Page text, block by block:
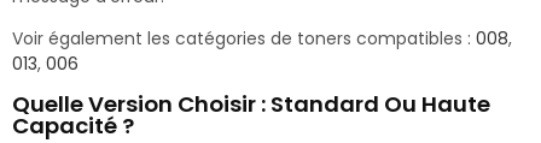
Voir également les catégories de toners compatibles : 008,
013, 006
Quelle Version Choisir : Standard Ou Haute
Capacité ?